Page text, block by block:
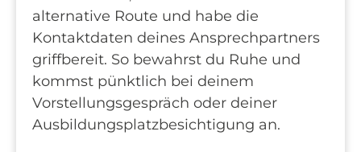
alternative Route und habe die
Kontaktdaten deines Ansprechpartners
griffbereit. So bewahrst du Ruhe und
kommst pünktlich bei deinem
Vorstellungsgespräch oder deiner
Ausbildungsplatzbesichtigung an.